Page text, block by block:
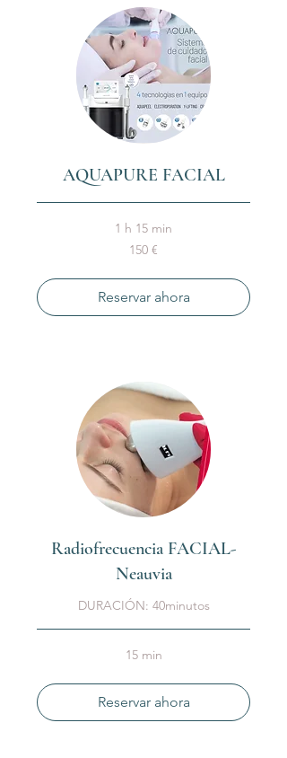
AQUAPURE FACIAL
1 h 15 min
150 €
Reservar ahora
Radiofrecuencia FACIAL-
Neauvia
DURACIÓN: 40minutos
15 min
Reservar ahora